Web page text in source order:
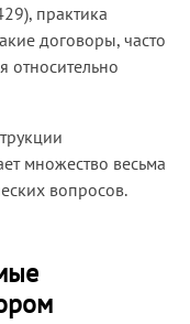
практика
договоры, часто
относительно
множество весьма
вопросов.